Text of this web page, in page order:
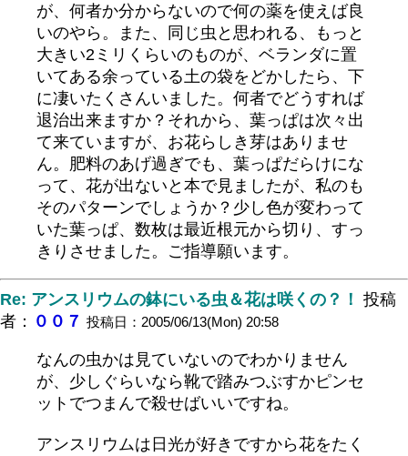
が、何者か分からないので何の薬を使えば良
いのやら。また、同じ虫と思われる、もっと
大きい2ミリくらいのものが、ベランダに置
いてある余っている土の袋をどかしたら、下
に凄いたくさんいました。何者でどうすれば
退治出来ますか？それから、葉っぱは次々出
て来ていますが、お花らしき芽はありませ
ん。肥料のあげ過ぎでも、葉っぱだらけにな
って、花が出ないと本で見ましたが、私のも
そのパターンでしょうか？少し色が変わって
いた葉っぱ、数枚は最近根元から切り、すっ
きりさせました。ご指導願います。
Re: アンスリウムの鉢にいる虫＆花は咲くの？！ 投稿
者： ００７ 投稿日：2005/06/13(Mon) 20:58
なんの虫かは見ていないのでわかりません
が、少しぐらいなら靴で踏みつぶすかピンセ
ットでつまんで殺せばいいですね。
アンスリウムは日光が好きですから花をたく